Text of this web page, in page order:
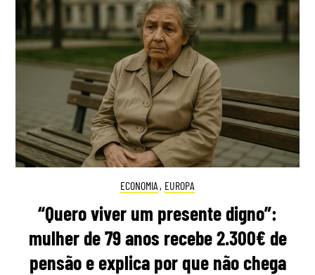
ECONOMIA , EUROPA
“Quero viver um presente digno”:
mulher de 79 anos recebe 2.300€ de
pensão e explica por que não chega